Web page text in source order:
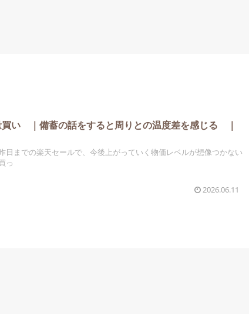
買い ｜備蓄の話をすると周りとの温度差を感じる ｜
日までの楽天セールで、今後上がっていく物価レベルが想像つかない
っ
2026.06.11